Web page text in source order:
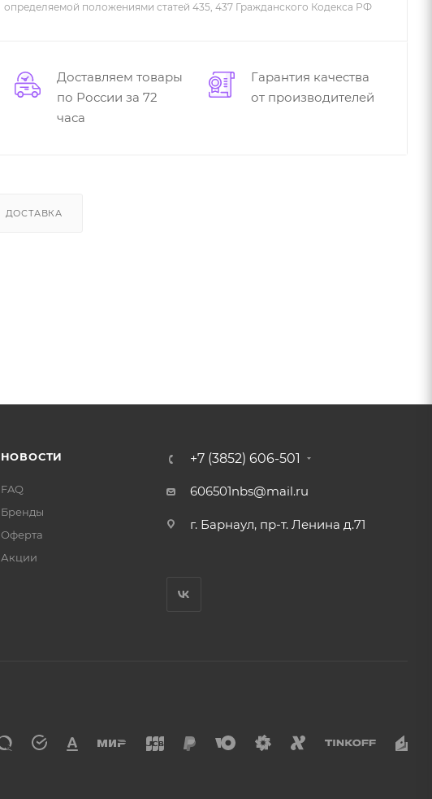
определяемой положениями статей 435, 437 Гражданского Кодекса РФ
Доставляем товары
по России за 72
часа
Гарантия качества
от производителей
ДОСТАВКА
НОВОСТИ
FAQ
Бренды
Оферта
Акции
+7 (3852) 606-501
606501nbs@mail.ru
г. Барнаул, пр-т. Ленина д.71